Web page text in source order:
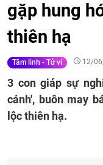
gặp hung
thiên hạ
Tâm linh - Tử vi 12/
3 con giáp sự
cánh', buôn may
lộc thiên hạ.